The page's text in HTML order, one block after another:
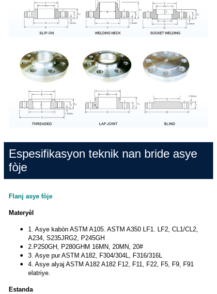
Espesifikasyon teknik nan bride asye
fòje
Flanj asye fòje
Materyèl
1. Asye kabòn ASTM A105. ASTM A350 LF1. LF2, CL1/CL2,
A234, S235JRG2, P245GH
2.P250GH, P280GHM 16MN, 20MN, 20#
3. Asye pur ASTM A182, F304/304L, F316/316L
4. Asye alyaj ASTM A182 A182 F12, F11, F22, F5, F9, F91
elatriye.
Estanda